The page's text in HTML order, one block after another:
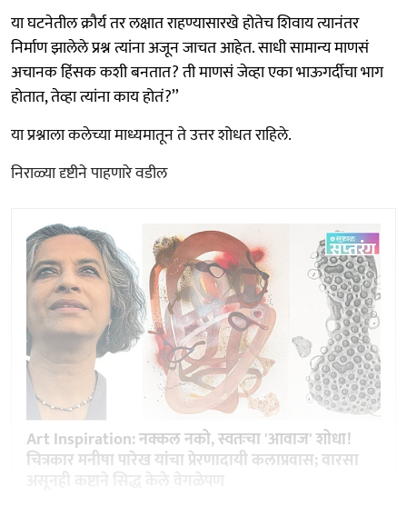
या घटनेतील क्रौर्य तर लक्षात राहण्यासारखे होतेच शिवाय त्यानंतर
निर्माण झालेले प्रश्न त्यांना अजून जाचत आहेत. साधी सामान्य माणसं
अचानक हिंसक कशी बनतात? ती माणसं जेव्हा एका भाऊगर्दीचा भाग
होतात, तेव्हा त्यांना काय होतं?’’
या प्रश्नाला कलेच्या माध्यमातून ते उत्तर शोधत राहिले.
निराळ्या दृष्टीने पाहणारे वडील
Art Inspiration: नक्कल नको, स्वतःचा 'आवाज' शोधा!
चित्रकार मनीषा पारेख यांचा प्रेरणादायी कलाप्रवास; वारसा